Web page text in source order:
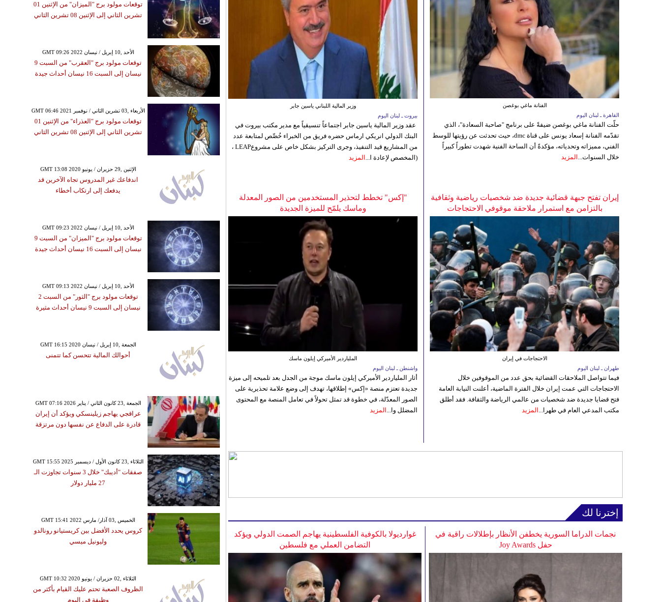
وزير المالية اللبناني ياسين جابر
بيروت ـ لبنان اليوم
عقد وزير المالية ياسين جابر اجتماعاً تنسيقياً مع مدير مكتب بيروت في
البنك الدولي انريكي ارماس حضره فريق من الخبراء خُصِّص لمتابعة عدد
من المشاريع قيد التنفيذ، وجرى التركيز بشكل خاص على مشروعLEAP ،
(المخصص لإعادة ا... المزيد
الفنانة ماغي بوغصن
القاهرة ـ لبنان اليوم
حلّت الفنانة ماغي بوغصن ضيفةً على برنامج "صاحبة السعادة"، الذي
تقدّمه الفنانة إسعاد يونس على قناة dmc، حيث تحدثت عن رؤيتها للوسط
الفني، مميزاته وتحدياته، مؤكدةً أن الساحة الفنية شهدت تطوراً كبيراً
خلال السنوات... المزيد
"إكس" تخطط لتحذير المستخدمين من الصور المعدلة
وماسك يلمّح للميزة الجديدة
الملياردير الأميركي إيلون ماسك
واشنطن ـ لبنان اليوم
أثار الملياردير الأميركي إيلون ماسك موجة من الجدل بعد تلميحه إلى ميزة
جديدة تعتزم منصة «إكس» إطلاقها، تهدف إلى وضع علامة تحذيرية على
الصور المعدّلة، في خطوة قد تمثل تحولاً في تعامل المنصة مع المحتوى
المضلل وا... المزيد
إيران تفتح جبهة قضائية جديدة ضد شخصيات رياضية وثقافية
بالتزامن مع استمرار ملاحقة موقوفي الاحتجاجات
الاحتجاجات في إيران
طهران ـ لبنان اليوم
فيما تتواصل الملاحقات القضائية بحق عدد من الموقوفين خلال
الاحتجاجات التي عمت إيران خلال الفترة الماضية، أعلنت النيابة العامة
فتح قضايا جديدة ضد شخصيات من عالمي الرياضة والثقافة. فقد أطلق
مكتب المدعي العام في طهرا... المزيد
إخترنا لك
غوارديولا بالكوفية الفلسطينية يهاجم الصمت الدولي ويؤكد
التضامن العملي مع فلسطين
نجمات الدراما السورية يخطفن الأنظار بإطلالات راقية في
حفل Joy Awards
توقعات مولود برج "الميزان" من الإثنين 01
تشرين الثاني إلى الإثنين 08 تشرين الثاني
GMT 09:26 2022 الأحد ,10 إبريل / نيسان
توقعات مولود برج "العقرب" من السبت 9
نيسان إلى السبت 16 نيسان أحداث جيدة
GMT 06:46 2021 الأربعاء ,03 تشرين الثاني / نوفمبر
توقعات مولود برج "العذراء" من الإثنين 01
تشرين الثاني إلى الإثنين 08 تشرين الثاني
GMT 13:08 2020 الإثنين ,29 حزيران / يونيو
اندفاعك غير المدروس تجاه الآخرين قد
يدفعك إلى ارتكاب أخطاء
GMT 09:23 2022 الأحد ,10 إبريل / نيسان
توقعات مولود برج "الميزان" من السبت 9
نيسان إلى السبت 16 نيسان أحداث جيدة
GMT 09:13 2022 الأحد ,10 إبريل / نيسان
توقعات مولود برج "الثور" من السبت 2
نيسان إلى السبت 9 نيسان أحداث مثيرة
GMT 16:15 2020 الجمعة ,10 إبريل / نيسان
أحوالك المالية تتحسن كما تتمنى
GMT 07:16 2026 الجمعة ,23 كانون الثاني / يناير
عراقجي يهاجم زيلينسكي ويؤكد أن إيران
قادرة على الدفاع عن نفسها دون مرتزقة
GMT 15:55 2025 الثلاثاء ,23 كانون الأول / ديسمبر
صفقات "أديبك" خلال 3 سنوات تجاوزت الـ
27 مليار دولار
GMT 15:41 2022 الخميس ,03 آذار/ مارس
كروس يحدد الأفضل بين كريستيانو رونالدو
وليونيل ميسي
GMT 10:32 2020 الثلاثاء ,02 حزيران / يونيو
الظروف الصعبة تحتم عليك القيام بأكثر من
وظيفة في اليوم